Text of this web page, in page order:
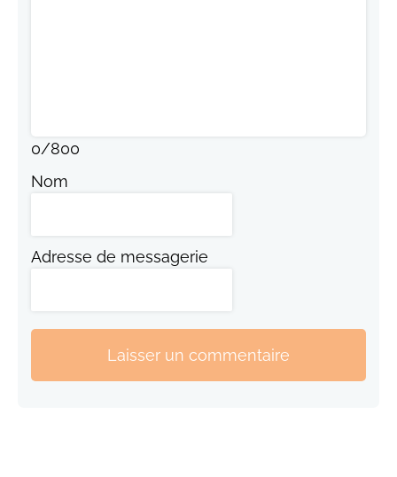
0/800
Nom
Adresse de messagerie
Laisser un commentaire